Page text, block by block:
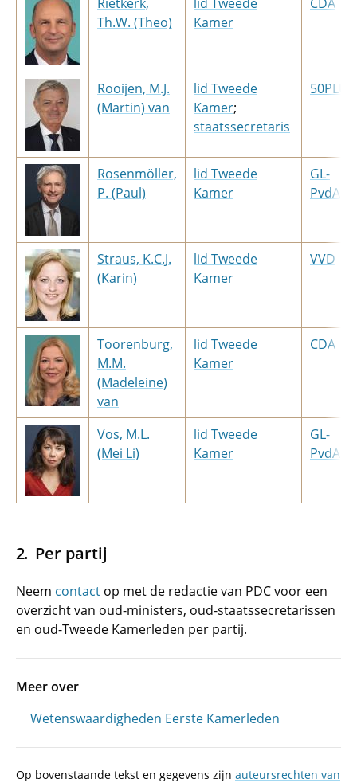
Th.W. (Theo)
Kamer
Rooijen, M.J.
(Martin) van
lid Tweede
Kamer;​
staatssecretaris
50PLUS
Rosenmöller,
P. (Paul)
lid Tweede
Kamer
GL-
PvdA
Straus, K.C.J.
(Karin)
lid Tweede
Kamer
VVD
Toorenburg,
M.M.
(Madeleine)
van
lid Tweede
Kamer
CDA
Vos, M.L.
(Mei Li)
lid Tweede
Kamer
GL-
PvdA
Per partij
Neem contact op met de redactie van PDC voor een
overzicht van oud-ministers, oud-staatssecretarissen
en oud-Tweede Kamerleden per partij.
Meer over
Wetenswaardigheden Eerste Kamerleden
Op bovenstaande tekst en gegevens zijn auteursrechten van